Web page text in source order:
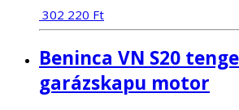
302 220 Ft
Beninca VN S20
garázskapu motor